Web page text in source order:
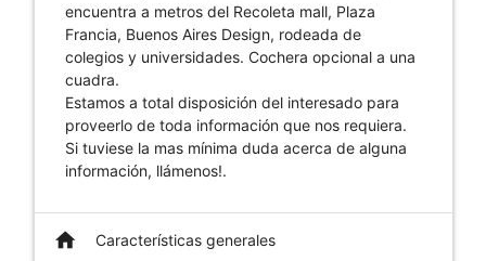
encuentra a metros del Recoleta mall, Plaza
Francia, Buenos Aires Design, rodeada de
colegios y universidades. Cochera opcional a una
cuadra.
Estamos a total disposición del interesado para
proveerlo de toda información que nos requiera.
Si tuviese la mas mínima duda acerca de alguna
información, llámenos!.
home Características generales